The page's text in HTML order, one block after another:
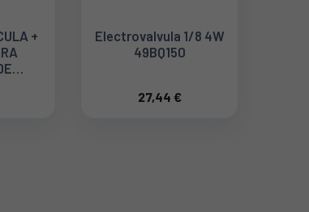
+
Electrovalvula 1/8 4W
49BQ150
27,44 €